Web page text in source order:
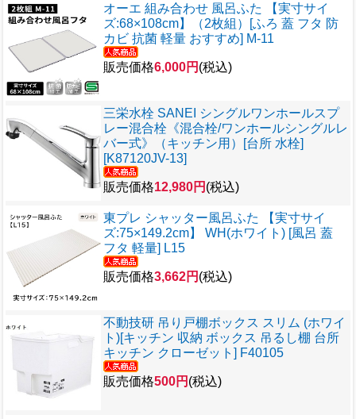
オーエ 組み合わせ 風呂ふた 【実寸サイ
ズ:68×108cm】（2枚組）[ふろ 蓋 フタ 防
カビ 抗菌 軽量 おすすめ] M-11
販売価格6,000円 (税込)
三栄水栓 SANEI シングルワンホールスプ
レー混合栓《混合栓/ワンホールシングルレ
バー式》（キッチン用）[台所 水栓]
[K87120JV-13]
販売価格12,980円 (税込)
東プレ シャッター風呂ふた 【実寸サイ
ズ:75×149.2cm】 WH(ホワイト) [風呂 蓋
フタ 軽量] L15
販売価格3,662円 (税込)
不動技研 吊り戸棚ボックス スリム (ホワイ
ト)[キッチン 収納 ボックス 吊るし棚 台所
キッチン クローゼット] F40105
販売価格500円 (税込)